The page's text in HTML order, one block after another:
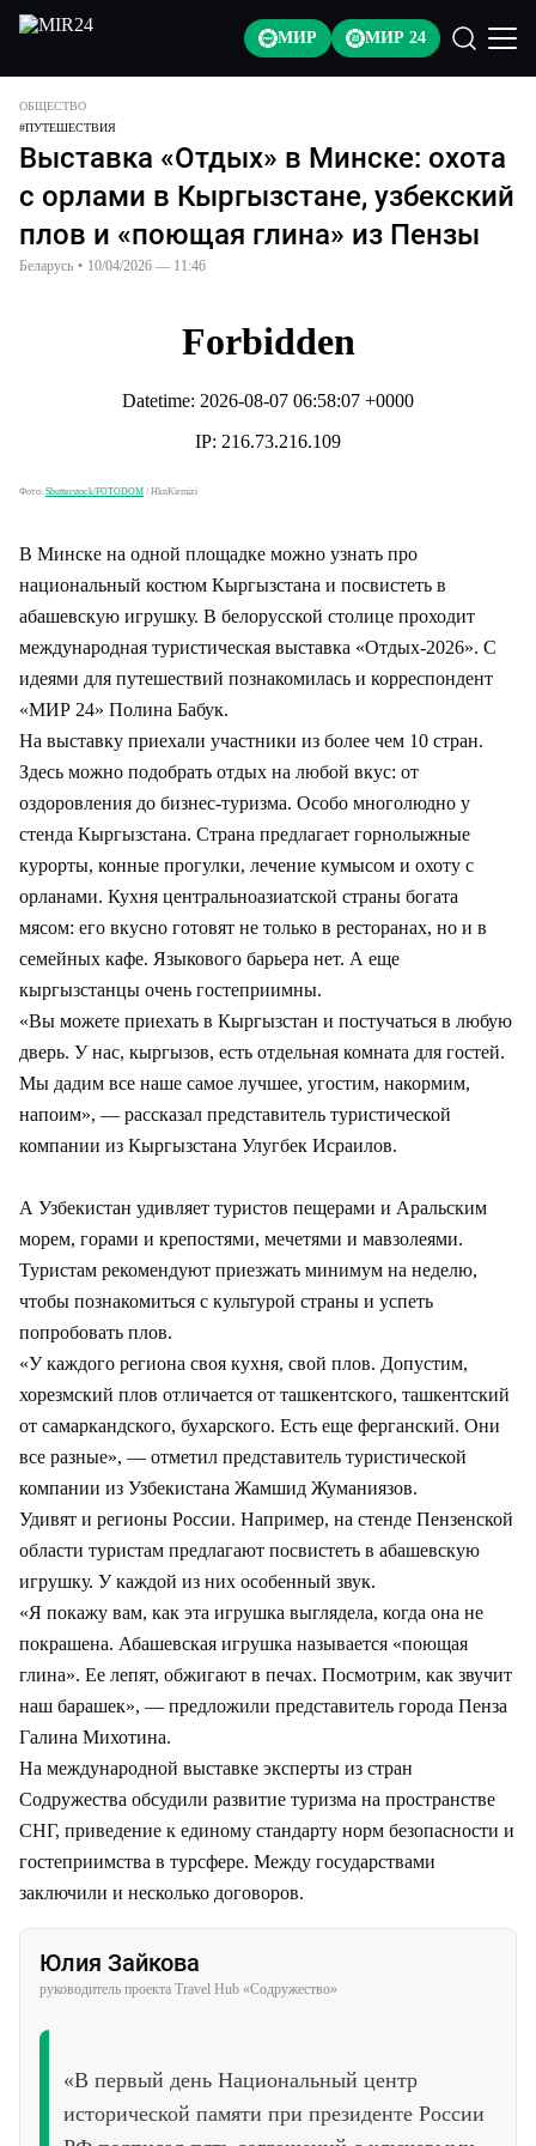
МИР МИР 24
ОБЩЕСТВО
#ПУТЕШЕСТВИЯ
Выставка «Отдых» в Минске: охота
с орлами в Кыргызстане, узбекский
плов и «поющая глина» из Пензы
Беларусь • 10/04/2026 — 11:46
Фото: Shutterstock/FOTODOM / HknKirmizi
В Минске на одной площадке можно узнать про
национальный костюм Кыргызстана и посвистеть в
абашевскую игрушку. В белорусской столице проходит
международная туристическая выставка «Отдых-2026». С
идеями для путешествий познакомилась и корреспондент
«МИР 24» Полина Бабук.
На выставку приехали участники из более чем 10 стран.
Здесь можно подобрать отдых на любой вкус: от
оздоровления до бизнес-туризма. Особо многолюдно у
стенда Кыргызстана. Страна предлагает горнолыжные
курорты, конные прогулки, лечение кумысом и охоту с
орланами. Кухня центральноазиатской страны богата
мясом: его вкусно готовят не только в ресторанах, но и в
семейных кафе. Языкового барьера нет. А еще
кыргызстанцы очень гостеприимны.
«Вы можете приехать в Кыргызстан и постучаться в любую
дверь. У нас, кыргызов, есть отдельная комната для гостей.
Мы дадим все наше самое лучшее, угостим, накормим,
напоим», — рассказал представитель туристической
компании из Кыргызстана Улугбек Исраилов.
А Узбекистан удивляет туристов пещерами и Аральским
морем, горами и крепостями, мечетями и мавзолеями.
Туристам рекомендуют приезжать минимум на неделю,
чтобы познакомиться с культурой страны и успеть
попробовать плов.
«У каждого региона своя кухня, свой плов. Допустим,
хорезмский плов отличается от ташкентского, ташкентский
от самаркандского, бухарского. Есть еще ферганский. Они
все разные», — отметил представитель туристической
компании из Узбекистана Жамшид Жуманиязов.
Удивят и регионы России. Например, на стенде Пензенской
области туристам предлагают посвистеть в абашевскую
игрушку. У каждой из них особенный звук.
«Я покажу вам, как эта игрушка выглядела, когда она не
покрашена. Абашевская игрушка называется «поющая
глина». Ее лепят, обжигают в печах. Посмотрим, как звучит
наш барашек», — предложили представитель города Пенза
Галина Михотина.
На международной выставке эксперты из стран
Содружества обсудили развитие туризма на пространстве
СНГ, приведение к единому стандарту норм безопасности и
гостеприимства в турсфере. Между государствами
заключили и несколько договоров.
Юлия Зайкова
руководитель проекта Travel Hub «Содружество»
«В первый день Национальный центр
исторической памяти при президенте России